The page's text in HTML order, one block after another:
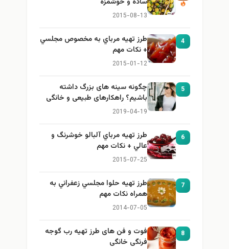
ساده و خوشمزه
2015-08-13
4
طرز تهيه مرباي به مخصوص مجلسي
+ نكات مهم
2015-01-12
5
چگونه سینه های بزرگ داشته
باشیم؟ راهکارهای طبیعی و خانگی
برای بزرگ کردن سینه
2019-04-19
6
طرز تهيه مرباي آلبالو خوشرنگ و
عالي + نكات مهم
2015-07-25
7
طرز تهيه حلوا مجلسي زعفراني به
همراه نكات مهم
2014-07-05
8
فوت و فن های طرز تهیه رب گوجه
فرنگی خانگی